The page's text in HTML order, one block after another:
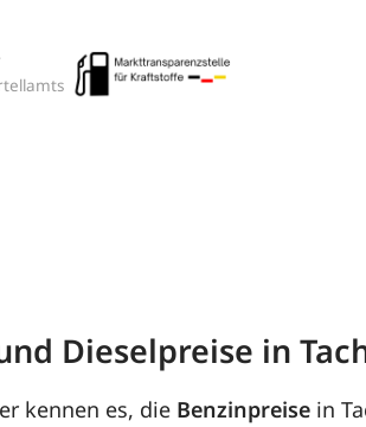
Dieselpreise in
kennen es, die Benzinpreise in